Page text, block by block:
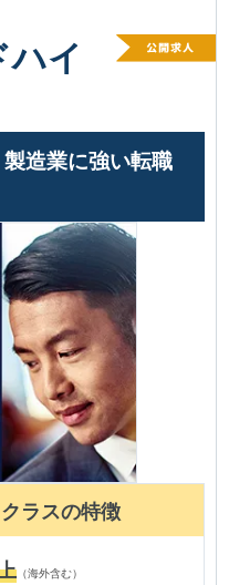
イ
造業に強い転職
ラスの特徴
（海外含む）